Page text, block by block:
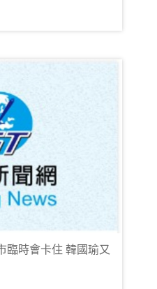
臨時會卡住 韓國瑜又